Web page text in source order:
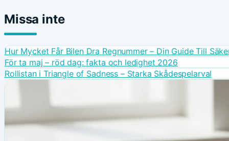
Missa inte
Hur Mycket Får Bilen Dra Regnummer – Din Guide Till
För ta maj – röd dag: fakta och ledighet 2026
Rollistan i Triangle of Sadness – Starka Skådespelarval